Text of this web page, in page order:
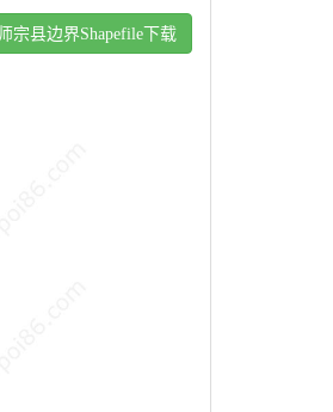
宗县边界Shapefile下载